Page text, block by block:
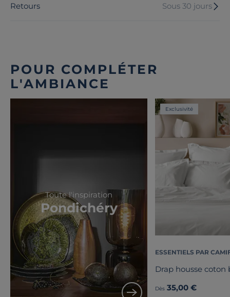
Retours Sous 30 jours
POUR COMPLÉTER
L'AMBIANCE
Toute l'inspiration
Pondichéry
Exclusivité
ESSENTIELS PAR
Drap housse coton
Dès 35,00 €